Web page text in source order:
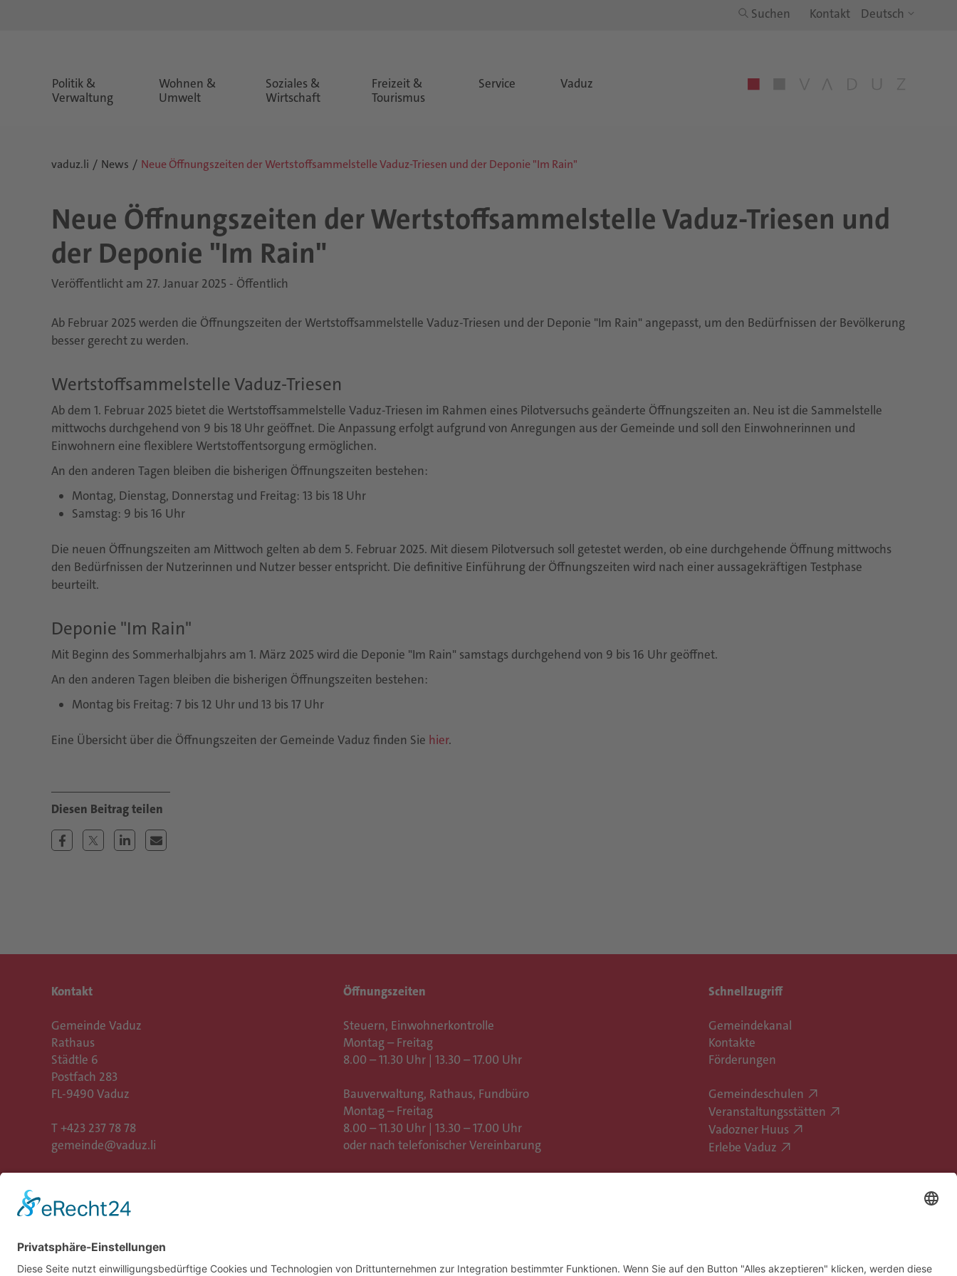
Suchen Kontakt
Politik &
Verwaltung
Wohnen &
Umwelt
Soziales &
Wirtschaft
Freizeit &
Tourismus
Service Vaduz
vaduz.li News Neue Öffnungszeiten der Wertstoffsammelstelle Vaduz-Triesen und der Deponie "Im Rain"
Neue Öff­nungs­zei­ten der Wert­stoff­sam­mel­stel­le Vaduz-Tri­e­sen und
der De­po­nie "Im Rain"
Veröffentlicht am 27. Januar 2025 - Öffentlich
Ab Februar 2025 werden die Öffnungszeiten der Wertstoffsammelstelle Vaduz-Triesen und der Deponie "Im Rain" angepasst, um den Bedürfnissen der Bevölkerung
besser gerecht zu werden.
Wertstoffsammelstelle Vaduz-Triesen
Ab dem 1. Februar 2025 bietet die Wertstoffsammelstelle Vaduz-Triesen im Rahmen eines Pilotversuchs geänderte Öffnungszeiten an. Neu ist die Sammelstelle
mittwochs durchgehend von 9 bis 18 Uhr geöffnet. Die Anpassung erfolgt aufgrund von Anregungen aus der Gemeinde und soll den Einwohnerinnen und
Einwohnern eine flexiblere Wertstoffentsorgung ermöglichen.
An den anderen Tagen bleiben die bisherigen Öffnungszeiten bestehen:
Montag, Dienstag, Donnerstag und Freitag: 13 bis 18 Uhr
Samstag: 9 bis 16 Uhr
Die neuen Öffnungszeiten am Mittwoch gelten ab dem 5. Februar 2025. Mit diesem Pilotversuch soll getestet werden, ob eine durchgehende Öffnung mittwochs
den Bedürfnissen der Nutzerinnen und Nutzer besser entspricht. Die definitive Einführung der Öffnungszeiten wird nach einer aussagekräftigen Testphase
beurteilt.
Deponie "Im Rain"
Mit Beginn des Sommerhalbjahrs am 1. März 2025 wird die Deponie "Im Rain" samstags durchgehend von 9 bis 16 Uhr geöffnet.
An den anderen Tagen bleiben die bisherigen Öffnungszeiten bestehen:
Montag bis Freitag: 7 bis 12 Uhr und 13 bis 17 Uhr
Eine Übersicht über die Öffnungszeiten der Gemeinde Vaduz finden Sie hier.
Kontakt
Gemeinde Vaduz
Rathaus
Städtle 6
Postfach 283
FL-9490 Vaduz
T +423 237 78 78
gemeinde@vaduz.li
Öffnungszeiten
Steuern, Einwohnerkontrolle
Montag – Freitag
8.00 – 11.30 Uhr | 13.30 – 17.00 Uhr
Bauverwaltung, Rathaus, Fundbüro
Montag – Freitag
8.00 – 11.30 Uhr | 13.30 – 17.00 Uhr
oder nach telefonischer Vereinbarung
Schnellzugriff
Gemeindekanal
Kontakte
Förderungen
Gemeindeschulen
Veranstaltungsstätten
Vadozner Huus
Erlebe Vaduz